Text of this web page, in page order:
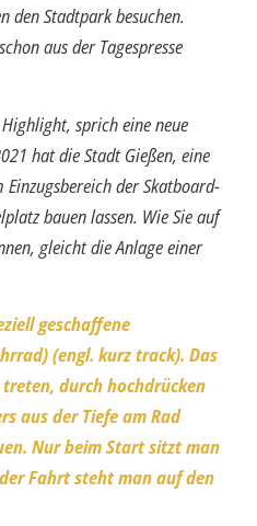
den Stadtpark besuchen.
aus der Tagespresse
sprich eine neue
hat die Stadt Gießen, eine
der Skatboard-
bauen lassen. Wie Sie auf
gleicht die Anlage einer
geschaffene
(engl. kurz track). Das
durch hochdrücken
aus der Tiefe am Rad
Nur beim Start sitzt man
Fahrt steht man auf den